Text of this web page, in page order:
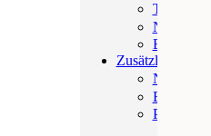
Top Cases
News
Blog
Zusätzliches
Newsletter
Events
Presse